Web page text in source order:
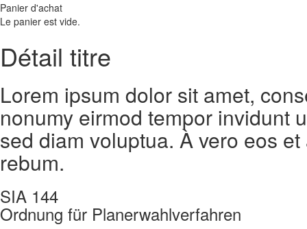
Panier d'achat
Le panier est vide.
Détail titre
Lorem ipsum dolor sit amet,
nonumy eirmod tempor invidunt
sed diam voluptua. À vero eos
rebum.
SIA 144
Ordnung für Planerwahlverfahren